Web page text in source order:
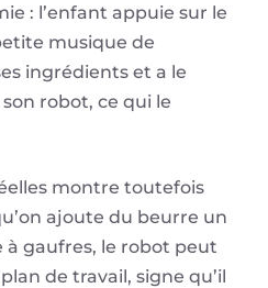
: l’enfant appuie sur le
musique de
ingrédients et a le
robot, ce qui le
montre toutefois
ajoute du beurre un
gaufres, le robot peut
de travail, signe qu’il